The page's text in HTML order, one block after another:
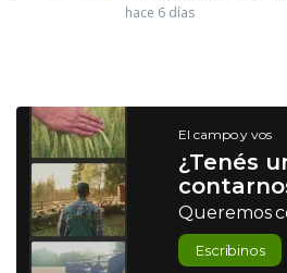
hace 6 días
El campo y vos
¿Tenés
Queremos
Escribinos